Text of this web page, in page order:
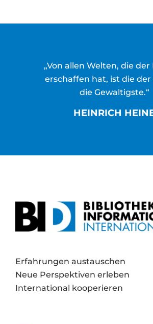
„Von allen Welten, die der
erschaffen hat, ist die der
die Gewaltigste.“
HEINRICH
Erfahrungen austauschen
Neue Perspektiven erleben
International kooperieren